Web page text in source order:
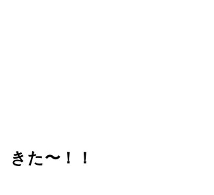
きた〜！！